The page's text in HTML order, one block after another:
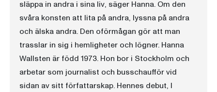
släppa in andra i sina liv, säger Hanna. Om den
svåra konsten att lita på andra, lyssna på andra
och älska andra. Den oförmågan gör att man
trasslar in sig i hemligheter och lögner. Hanna
Wallsten är född 1973. Hon bor i Stockholm och
arbetar som journalist och busschaufför vid
sidan av sitt författarskap. Hennes debut, I